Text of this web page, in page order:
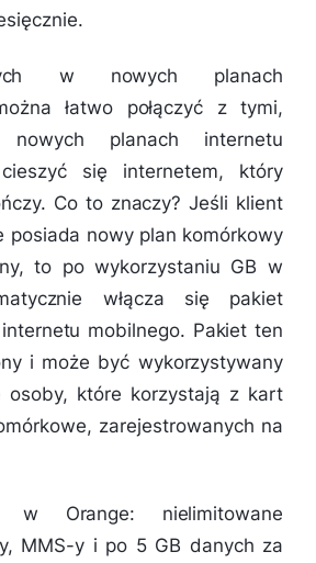
w nowych planach
łatwo połączyć z tymi,
planach internetu
się internetem, który
Co to znaczy? Jeśli klient
posiada nowy plan komórkowy
to po wykorzystaniu GB w
włącza się pakiet
mobilnego. Pakiet ten
i może być wykorzystywany
osoby, które korzystają z kart
zarejestrowanych na
w Orange: nielimitowane
MMS-y i po 5 GB danych za